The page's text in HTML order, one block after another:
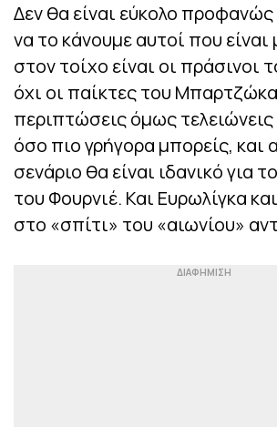
Δεν θα είναι εύκολο
να το κάνουμε αυτοί που
στον τοίχο είναι οι πράσινοι
όχι οι παίκτες του
περιπτώσεις όμως τελειώνεις
όσο πιο γρήγορα μπορείς, και
σενάριο θα είναι ιδανικό για
του Φουρνιέ. Και Ευρωλίγκα
στο «σπίτι» του «αιωνίου»